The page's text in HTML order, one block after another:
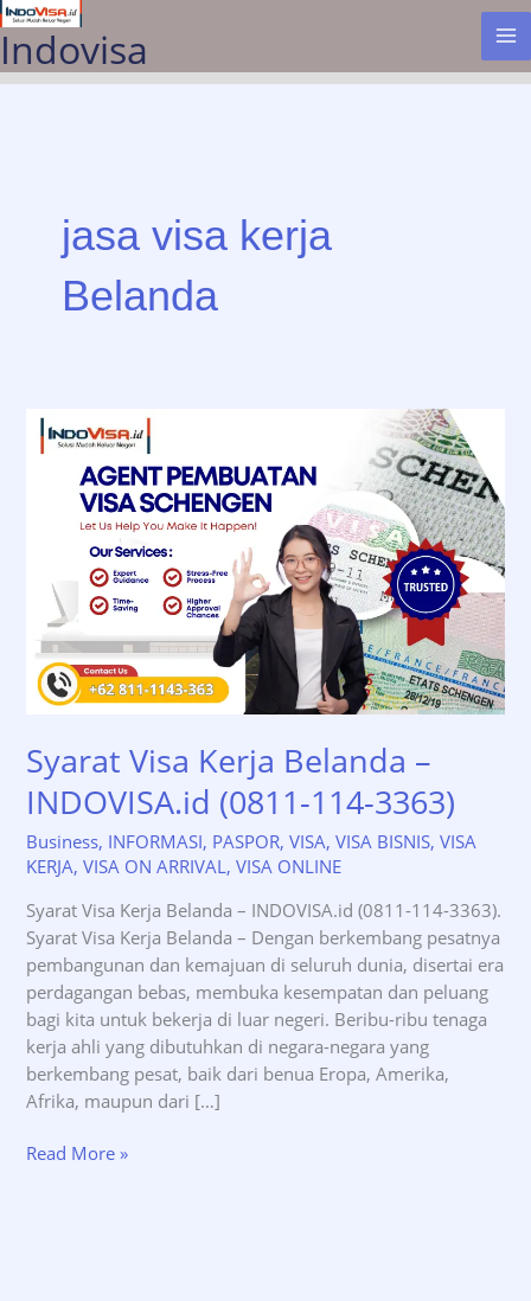
Lewati
ke
konten
Indovisa
jasa visa kerja
Belanda
Syarat Visa Kerja Belanda –
INDOVISA.id (0811-114-3363)
Business, INFORMASI, PASPOR,VISA,VISA BISNIS,VISA
KERJA,VISA ON ARRIVAL ,VISA ONLINE
Syarat Visa Kerja Belanda – INDOVISA.id (0811-114-3363).
Syarat Visa Kerja Belanda – Dengan berkembang pesatnya
pembangunan dan kemajuan di seluruh dunia, disertai era
perdagangan bebas, membuka kesempatan dan peluang
bagi kita untuk bekerja di luar negeri. Beribu-ribu tenaga
kerja ahli yang dibutuhkan di negara-negara yang
berkembang pesat, baik dari benua Eropa, Amerika,
Afrika, maupun dari […]
Syarat
Read More »